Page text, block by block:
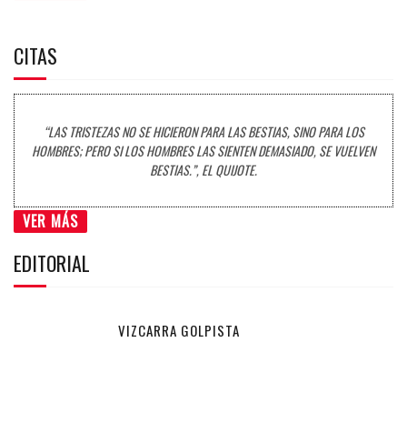
CITAS
“LAS TRISTEZAS NO SE HICIERON PARA LAS BESTIAS, SINO PARA LOS
HOMBRES; PERO SI LOS HOMBRES LAS SIENTEN DEMASIADO, SE VUELVEN
BESTIAS.”, EL QUIJOTE.
VER MÁS
EDITORIAL
VIZCARRA GOLPISTA